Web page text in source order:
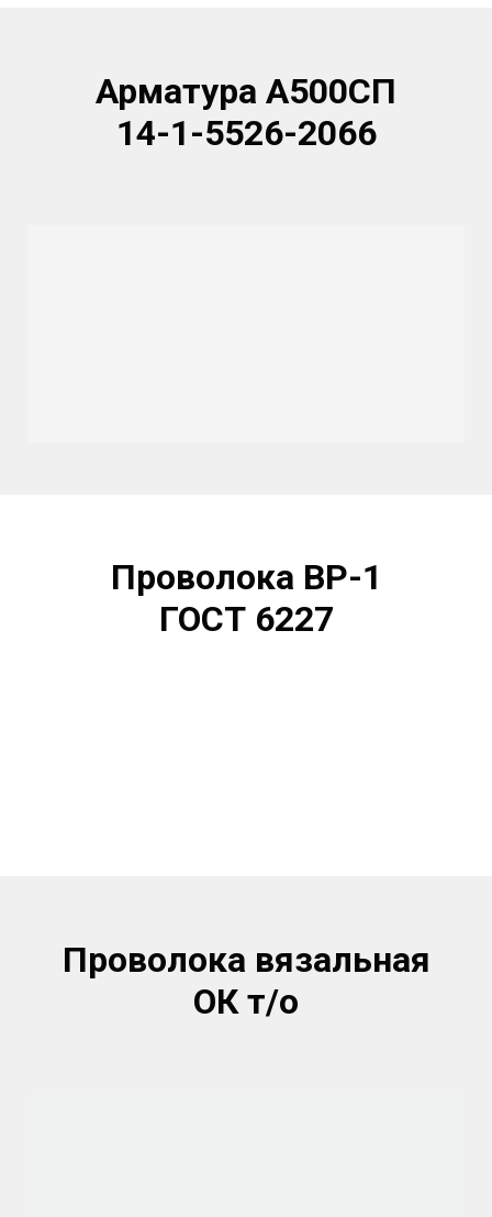
Арматура А500СП
14-1-5526-2066
Проволока ВР-1
ГОСТ 6227
Проволока вязальная
ОК т/о